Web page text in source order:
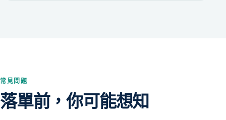
常見問題
落單前，你可能想知